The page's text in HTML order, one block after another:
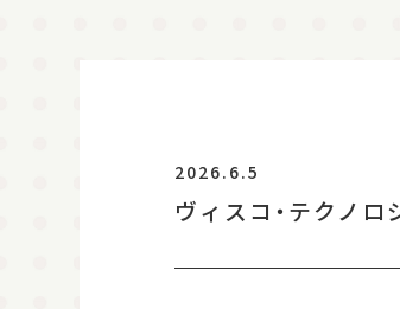
2026.6.5
ヴィスコ・テクノロ